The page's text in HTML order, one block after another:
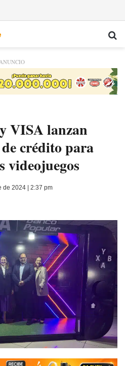
VISA lanzan
crédito para
videojuegos
de 2024 | 2:37 pm